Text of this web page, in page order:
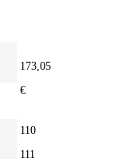
173,05
€
110
111